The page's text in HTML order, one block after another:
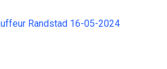
Randstad 16-05-2024